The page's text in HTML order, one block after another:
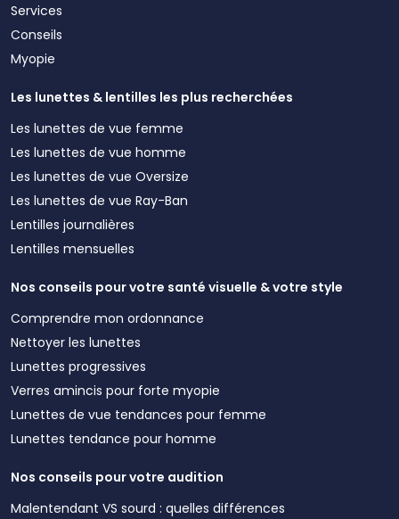
Services
Conseils
Myopie
Les lunettes & lentilles les plus recherchées
Les lunettes de vue femme
Les lunettes de vue homme
Les lunettes de vue Oversize
Les lunettes de vue Ray-Ban
Lentilles journalières
Lentilles mensuelles
Nos conseils pour votre santé visuelle & votre style
Comprendre mon ordonnance
Nettoyer les lunettes
Lunettes progressives
Verres amincis pour forte myopie
Lunettes de vue tendances pour femme
Lunettes tendance pour homme
Nos conseils pour votre audition
Malentendant VS sourd : quelles différences